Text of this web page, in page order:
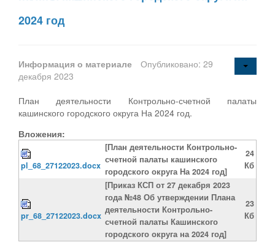
2024 год
Информация о материале
Опубликовано: 29
декабря 2023
План деятельности Контрольно-счетной палаты
кашинского городского округа На 2024 год.
Вложения:
pl_68_27122023.docx
[План деятельности Контрольно-
счетной палаты кашинского
городского округа На 2024 год]
24
Кб
pr_68_27122023.docx
[Приказ КСП от 27 декабря 2023
года №48 Об утверждении Плана
деятельности Контрольно-
счетной палаты Кашинского
городского округа на 2024 год]
23
Кб